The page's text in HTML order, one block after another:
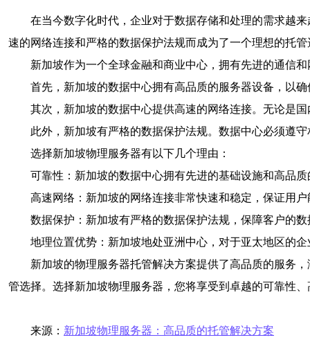
在当今数字化时代，企业对于数据存储和处理的需求越
速的网络连接和严格的数据保护法规而成为了一个理想的托管
新加坡作为一个全球金融和商业中心，拥有先进的通信
首先，新加坡的数据中心拥有高品质的服务器设备，以
其次，新加坡的数据中心提供高速的网络连接。无论是
此外，新加坡有严格的数据保护法规。数据中心必须遵
选择新加坡物理服务器有以下几个理由：
可靠性：新加坡的数据中心拥有先进的基础设施和高品
高速网络：新加坡的网络连接非常快速和稳定，保证用
数据保护：新加坡有严格的数据保护法规，保障客户的
地理位置优势：新加坡地处亚洲中心，对于亚太地区的
新加坡的物理服务器托管解决方案提供了高品质的服务
管选择。选择新加坡物理服务器，您将享受到卓越的可靠性
来源： 新加坡物理服务器：高品质的托管解决方案